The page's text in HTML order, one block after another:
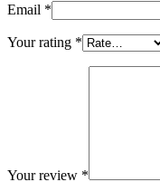
Email *
Your rating *
Your review *